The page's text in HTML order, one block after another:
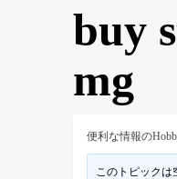
buy
mg
便利な情報の
このトピックは